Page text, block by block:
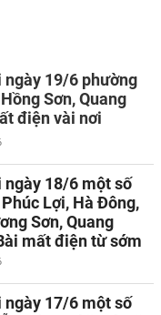
ngày 19/6 phường
Sơn, Quang
điện vài nơi
ngày 18/6 một số
Lợi, Hà Đông,
Sơn, Quang
mất điện từ sớm
ngày 17/6 một số